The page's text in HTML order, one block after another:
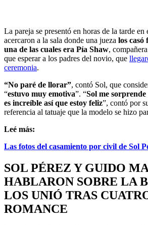
La pareja se presentó en horas de la tarde
acercaron a la sala donde una jueza los casó
una de las cuales era Pía Shaw,
que esperar a los padres del novio, que
ceremonia.
“No paré de llorar”, contó Sol, que
“estuvo muy emotiva”. “Sol me
es increíble así que estoy feliz”, contó por
referencia al tatuaje que la modelo se hizo
Leé más:
Las fotos del casamiento por civil de Sol
SOL PÉREZ Y GUIDO
HABLARON SOBRE LA
LOS UNIÓ TRAS
ROMANCE